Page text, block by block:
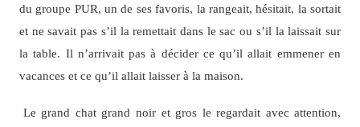
du groupe PUR, un de ses favoris, la rangeait, hésitait, la sortait
et ne savait pas s’il la remettait dans le sac ou s’il la laissait sur
la table. Il n’arrivait pas à décider ce qu’il allait emmener en
vacances et ce qu’il allait laisser à la maison.
Le grand chat grand noir et gros le regardait avec attention,